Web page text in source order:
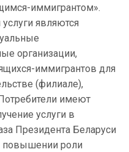
иммигрантом».
являются
организации,
иммигрантов для
(филиале),
имеют
услуги в
Президента Беларуси
повышении роли